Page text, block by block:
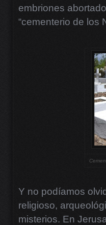
embriones
“cementerio de los
Y no podíamos
religioso,
misterios. En